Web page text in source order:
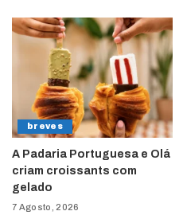
breves
A Padaria Portuguesa e Olá
criam croissants com
gelado
7 Agosto, 2026